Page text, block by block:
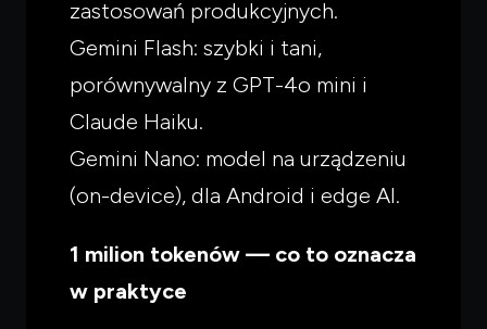
zastosowań produkcyjnych.
Gemini Flash: szybki i tani,
porównywalny z GPT-4o mini i
Claude Haiku.
Gemini Nano: model na urządzeniu
(on-device), dla Android i edge AI.
1 milion tokenów — co to oznacza
w praktyce
Czegoszukasz?
Powiedz czym się zajmujesz — pokażę co warto